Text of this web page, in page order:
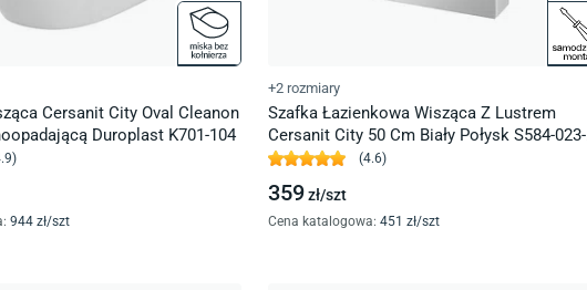
Cersanit City Oval Cleanon
Duroplast K701-104
)
: 944 zł/szt
+2 rozmiary
Szafka Łazienkowa Wisząca Z Lustrem
Cersanit City 50 Cm Biały Połysk S584-023-
Dsm
(4.6)
359zł/szt
Cena katalogowa: 451 zł/szt